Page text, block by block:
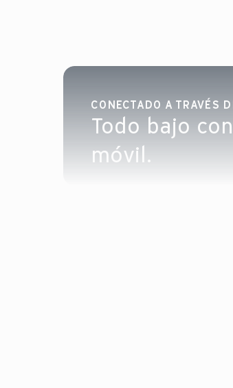
CONECTADO A TRAVÉS
Todo bajo
móvil.